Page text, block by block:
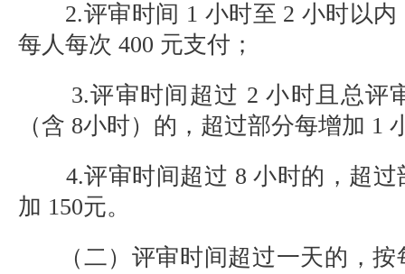
2.评审时间 1 小时至 2 小时以内
每人每次 400 元支付；
3.评审时间超过 2 小时且总评
（含 8小时）的，超过部分每增加 1
4.评审时间超过 8 小时的，超过
加 150元。
（二）评审时间超过一天的，按